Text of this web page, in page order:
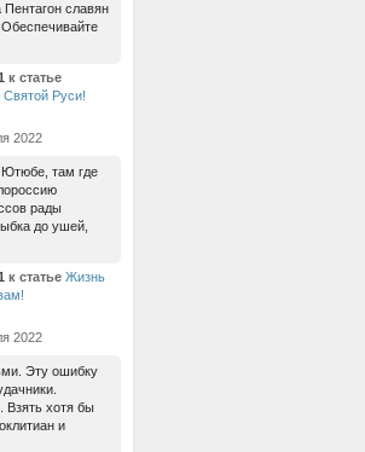
славян
к статье
Святой Руси!
2022
Ютюбе, там где
рады
до ушей,
к статье Жизнь
2022
Эту ошибку
Взять хотя бы
и